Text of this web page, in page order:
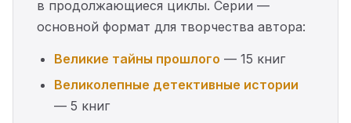
в продолжающиеся циклы. Серии —
основной формат для творчества автора:
Великие тайны прошлого — 15 книг
Великолепные детективные истории
— 5 книг